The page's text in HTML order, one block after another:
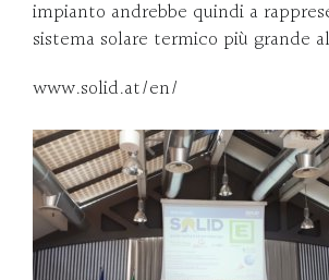
impianto andrebbe quindi a
sistema solare termico più grande
www.solid.at/en/